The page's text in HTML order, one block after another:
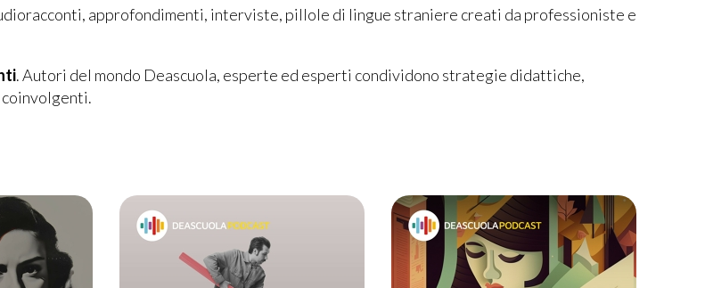
approfondimenti, interviste, pillole di lingue straniere creati da professioniste e
. Autori del mondo Deascuola, esperte ed esperti condividono strategie didattiche,